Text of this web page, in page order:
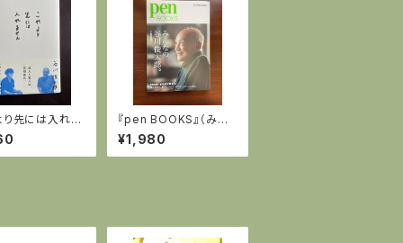
り先には入れま
谷川俊太郎 木
【木下龍也サイ
『pen BOOKS』（みん
なの谷川俊太郎。）
¥1,980